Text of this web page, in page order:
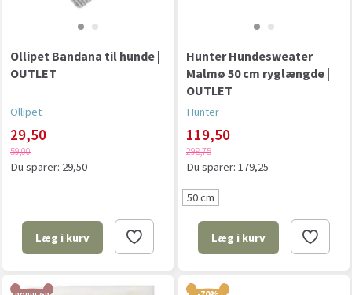
Ollipet Bandana til hunde |
OUTLET
Ollipet
29,50
59,00
Du sparer: 29,50
Læg i kurv
Hunter Hundesweater
Malmø 50 cm ryglængde |
OUTLET
Hunter
119,50
298,75
Du sparer: 179,25
50 cm
Læg i kurv